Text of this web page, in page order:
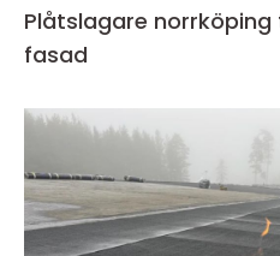
Plåtslagare norrköping trygg plåt på tak och
fasad